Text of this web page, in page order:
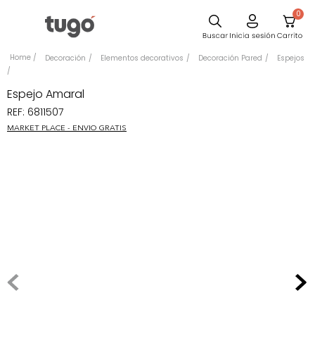
0
Decoración Elementos decorativos Decoración Pared Espejos
Espejo Amaral
REF: 6811507
MARKET PLACE - ENVIO GRATIS
Sillas
Silla